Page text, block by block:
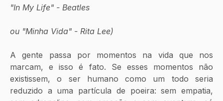
"In My Life" - Beatles
ou "Minha Vida" - Rita Lee)
A gente passa por momentos na vida que nos
marcam, e isso é fato. Se esses momentos não
existissem, o ser humano como um todo seria
reduzido a uma partícula de poeira: sem empatia,